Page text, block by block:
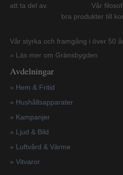
att ta del av. Vår
bra produkter till
Vår styrka och framgång i över 50
» Läs mer om Gränsbygden
Avdelningar
» Hem & Fritid
» Hushållsapparater
» Kampanjer
» Ljud & Bild
» Luftvård & Värme
» Vitvaror